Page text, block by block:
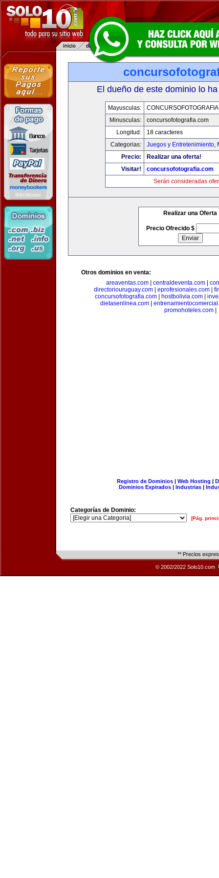
El dueño de este dominio lo
Mayusculas:
Minusculas:
concursofotografia.com
Longitud:
18 caracteres
Categorias:
Juegos y Entretenimiento,
Precio:
Realizar una oferta!
Visitar!
concursofotografia.com
Serán consideradas
Realizar una Oferta
Precio Ofrecido $
Otros dominios en venta:
areaventas.com
centraldeventa.com
directoriouruguay.com
eprofesionales.com
concursofotografia.com| hostbolivia.com|
dietasenlinea.com|
promohoteles.com|
Registro de Dominios| Web Hosting |
Dominios Expirados | Industrias |
Categorías de Dominio:
[Pág.
** Precios
© 2002/2022 Solo10.com